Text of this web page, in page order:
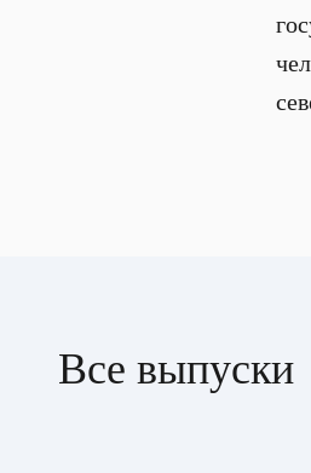
Все выпуски